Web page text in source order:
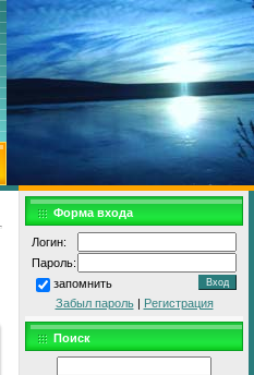
Форма входа
Логин:
Пароль:
запомнить
Забыл пароль| Регистрация
Поиск